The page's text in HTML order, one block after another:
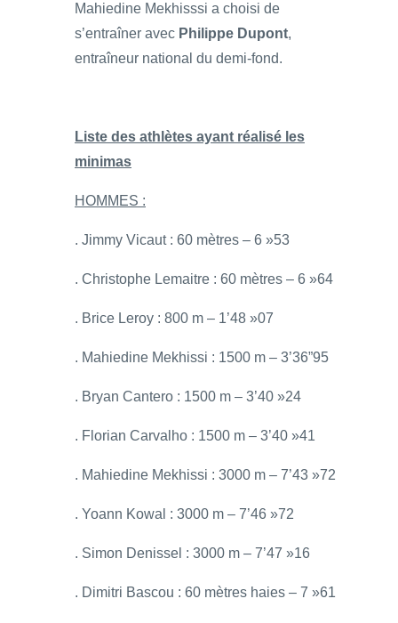
Mahiedine Mekhisssi a choisi de
s’entraîner avec Philippe Dupont,
entraîneur national du demi-fond.
Liste des athlètes ayant réalisé les
minimas
HOMMES :
. Jimmy Vicaut : 60 mètres – 6 »53
. Christophe Lemaitre : 60 mètres – 6 »64
. Brice Leroy : 800 m – 1’48 »07
. Mahiedine Mekhissi : 1500 m – 3’36”95
. Bryan Cantero : 1500 m – 3’40 »24
. Florian Carvalho : 1500 m – 3’40 »41
. Mahiedine Mekhissi : 3000 m – 7’43 »72
. Yoann Kowal : 3000 m – 7’46 »72
. Simon Denissel : 3000 m – 7’47 »16
. Dimitri Bascou : 60 mètres haies – 7 »61